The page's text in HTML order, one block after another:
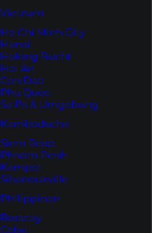
Vietnam
Ho Chi Minh City
Hanoi
Halong Bucht
Hoi An
Con Dao
Phu Quoc
Sa Pa & Umgebung
Kambodscha
Siem Reap
Phnom Penh
Kampot
Sihanoukville
Philippinen
Boracay
Cebu